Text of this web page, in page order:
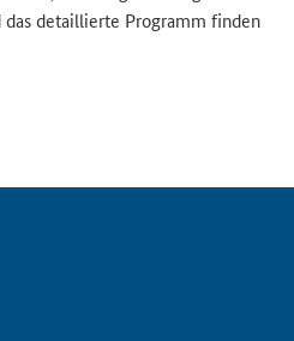
de­tail­lier­te Pro­gramm fin­den